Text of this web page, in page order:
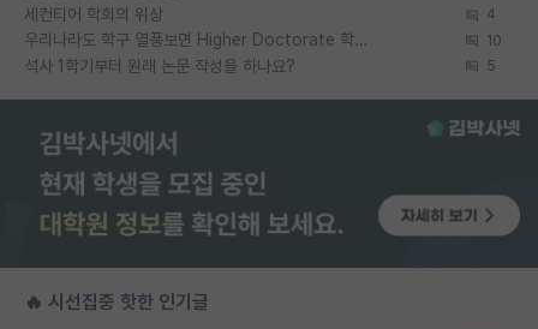
세컨티어 학회의 위상 4
우리나라도 학구 열풍보면 Higher Doctorate 학위가 필요하다고 봅니다. 10
석사 1학기부터 원래 논문 작성을 하나요? 5
🔥 시선집중 핫한 인기글